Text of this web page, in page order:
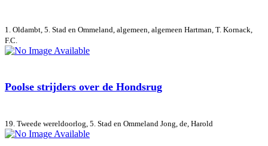
1. Oldambt, 5. Stad en Ommeland, algemeen, algemeen Hartman, T. Kornack,
F.C.
Poolse strijders over de Hondsrug
19. Tweede wereldoorlog, 5. Stad en Ommeland Jong, de, Harold